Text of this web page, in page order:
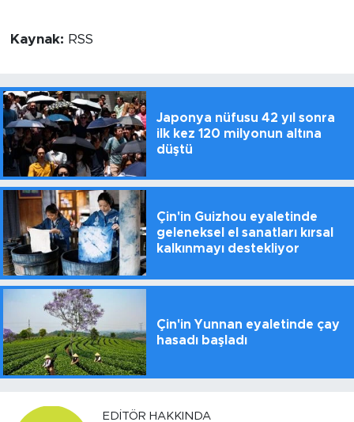
Kaynak: RSS
Japonya nüfusu 42 yıl sonra
ilk kez 120 milyonun altına
düştü
Çin'in Guizhou eyaletinde
geleneksel el sanatları kırsal
kalkınmayı destekliyor
Çin'in Yunnan eyaletinde çay
hasadı başladı
EDITÖR HAKKINDA